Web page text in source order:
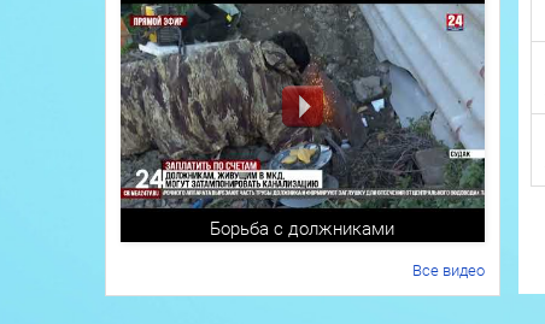
Борьба с должниками
Все видео